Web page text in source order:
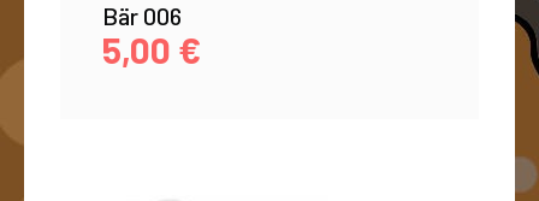
Bär 006
5,00 €